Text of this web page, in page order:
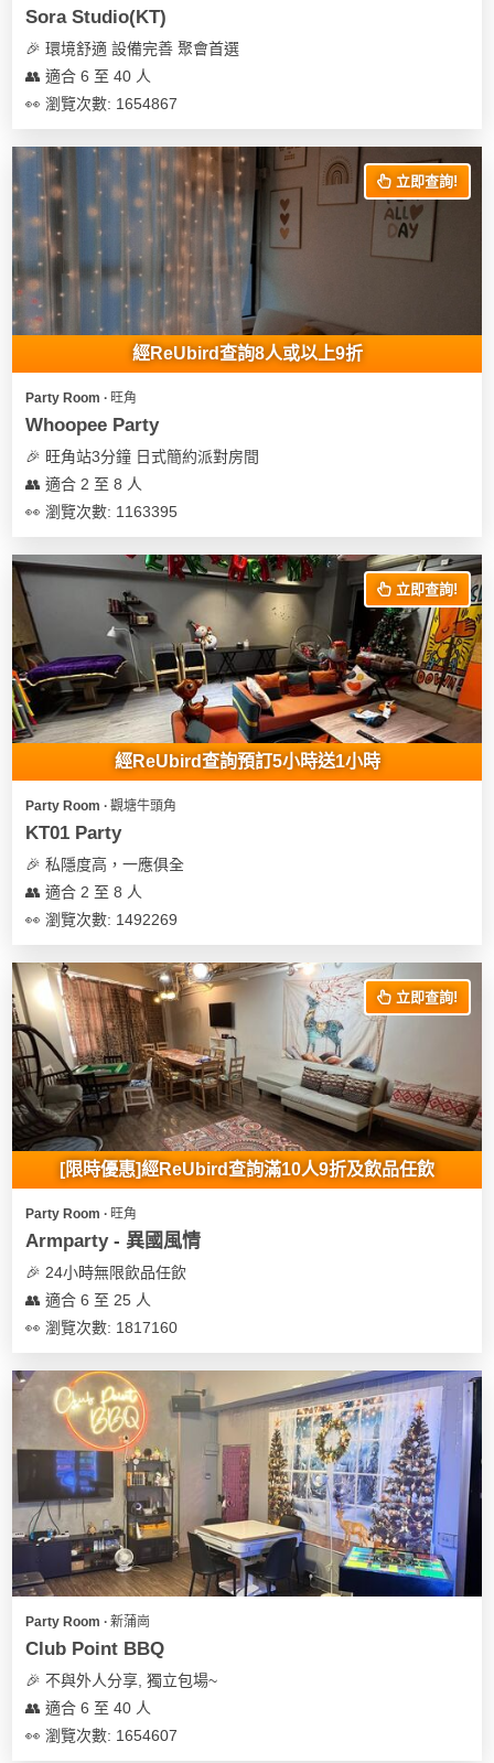
聚
拍
BBQ
場
地
新
玩
樂
體
手
工
坊
戶
外
玩
遊
艇
出
Sora Studio(KT)
🎉 環境舒適 設備完善 聚會首選
👥 適合 6 至 40 人
👀 瀏覽次數: 1654867
立即查詢!
經ReUbird查詢8人或以上9折
Party Room ∙ 旺角
Whoopee Party
🎉 旺角站3分鐘 日式簡約派對房間
👥 適合 2 至 8 人
👀 瀏覽次數: 1163395
立即查詢!
經ReUbird查詢預訂5小時送1小時
Party Room ∙ 觀塘牛頭角
KT01 Party
🎉 私隱度高，一應俱全
👥 適合 2 至 8 人
👀 瀏覽次數: 1492269
立即查詢!
[限時優惠]經ReUbird查詢滿10人9折及飲品任飲
Party Room ∙ 旺角
Armparty - 異國風情
🎉 24小時無限飲品任飲
👥 適合 6 至 25 人
👀 瀏覽次數: 1817160
Party Room ∙ 新蒲崗
Club Point BBQ
🎉 不與外人分享, 獨立包場~
👥 適合 6 至 40 人
👀 瀏覽次數: 1654607